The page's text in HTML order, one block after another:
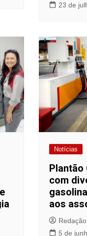
23 de
Notícias
Plantão
com
aos
5 de